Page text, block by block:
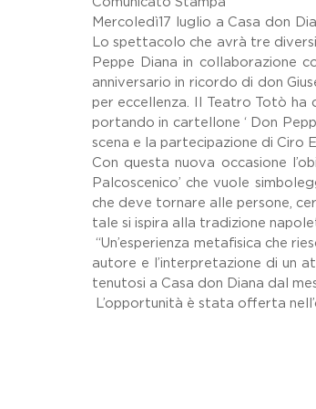
Mercoledì17 luglio a Casa don
Lo spettacolo che avrà tre
Peppe Diana in collaborazione
anniversario in ricordo di don
per eccellenza. Il Teatro Totò
portando in cartellone ‘ Don
scena e la partecipazione di Ciro
Con questa nuova occasione
Palcoscenico’ che vuole
che deve tornare alle persone,
tale si ispira alla tradizione
“Un’esperienza metafisica che
autore e l’interpretazione di un
tenutosi a Casa don Diana dal
L’opportunità è stata offerta